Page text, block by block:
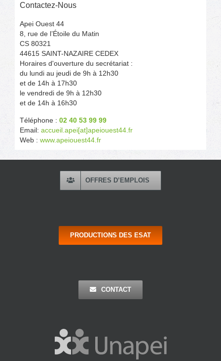
Contactez-Nous
Apei Ouest 44
8, rue de l’Étoile du Matin
CS 80321
44615 SAINT-NAZAIRE CEDEX
Horaires d'ouverture du secrétariat :
du lundi au jeudi de 9h à 12h30
et de 14h à 17h30
le vendredi de 9h à 12h30
et de 14h à 16h30
Téléphone : 02 40 53 99 99
Email: accueil.apei[at]apeiouest44.fr
Web : www.apeiouest44.fr
OFFRES D’EMPLOIS
PRODUCTIONS DES ESAT
CONTACT